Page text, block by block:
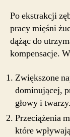
Po ekstrakcji
pracy mięśni
dążąc do
kompensacje.
Zwiększone
dominującej,
głowy i twarzy.
Przeciążenia
które